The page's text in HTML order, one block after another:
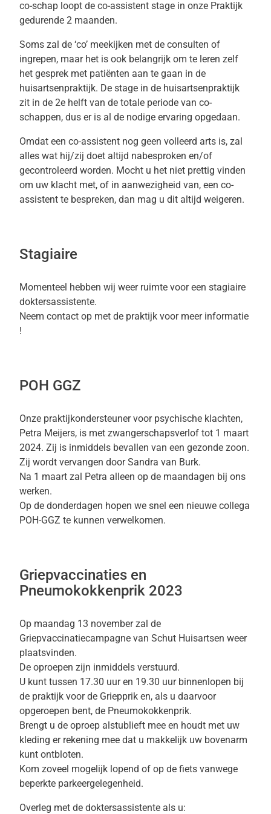
co-schap loopt de co-assistent stage in onze Praktijk
gedurende 2 maanden.
Soms zal de ‘co’ meekijken met de consulten of
ingrepen, maar het is ook belangrijk om te leren zelf
het gesprek met patiënten aan te gaan in de
huisartsenpraktijk. De stage in de huisartsenpraktijk
zit in de 2e helft van de totale periode van co-
schappen, dus er is al de nodige ervaring opgedaan.
Omdat een co-assistent nog geen volleerd arts is, zal
alles wat hij/zij doet altijd nabesproken en/of
gecontroleerd worden. Mocht u het niet prettig vinden
om uw klacht met, of in aanwezigheid van, een co-
assistent te bespreken, dan mag u dit altijd weigeren.
Stagiaire
Momenteel hebben wij weer ruimte voor een stagiaire
doktersassistente.
Neem contact op met de praktijk voor meer informatie
!
POH GGZ
Onze praktijkondersteuner voor psychische klachten,
Petra Meijers, is met zwangerschapsverlof tot 1 maart
2024. Zij is inmiddels bevallen van een gezonde zoon.
Zij wordt vervangen door Sandra van Burk.
Na 1 maart zal Petra alleen op de maandagen bij ons
werken.
Op de donderdagen hopen we snel een nieuwe collega
POH-GGZ te kunnen verwelkomen.
Griepvaccinaties en
Pneumokokkenprik 2023
Op maandag 13 november zal de
Griepvaccinatiecampagne van Schut Huisartsen weer
plaatsvinden.
De oproepen zijn inmiddels verstuurd.
U kunt tussen 17.30 uur en 19.30 uur binnenlopen bij
de praktijk voor de Griepprik en, als u daarvoor
opgeroepen bent, de Pneumokokkenprik.
Brengt u de oproep alstublieft mee en houdt met uw
kleding er rekening mee dat u makkelijk uw bovenarm
kunt ontbloten.
Kom zoveel mogelijk lopend of op de fiets vanwege
beperkte parkeergelegenheid.
Overleg met de doktersassistente als u: